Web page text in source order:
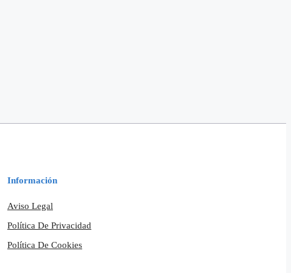
Información
Aviso Legal
Política De Privacidad
Política De Cookies